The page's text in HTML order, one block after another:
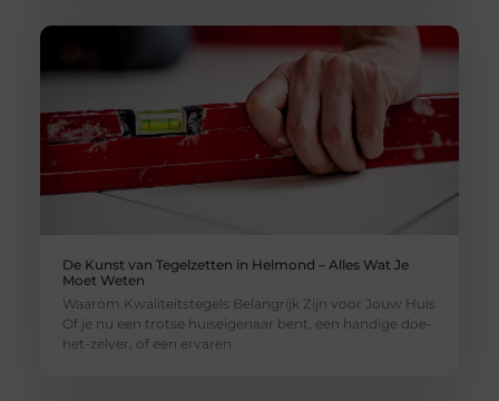
De Kunst van Tegelzetten in Helmond – Alles Wat Je
Moet Weten
Waarom Kwaliteitstegels Belangrijk Zijn voor Jouw Huis
Of je nu een trotse huiseigenaar bent, een handige doe-
het-zelver, of een ervaren